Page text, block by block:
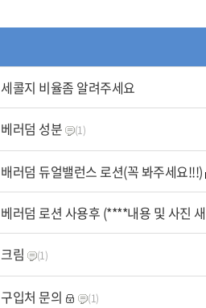
세콜지 비율좀 알려주세요
베러덤 성분 (1)
배러덤 듀얼밸런스 로션(꼭 봐주세요!!!)
베러덤 로션 사용후 (****내용 및 사진
크림 (1)
구입처 문의 (1)